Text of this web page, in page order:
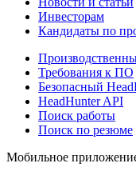
Инвесторам
Кандидаты по
Требования к ПО
Безопасный
HeadHunter API
Поиск работы
Поиск по резюме
Мобильное